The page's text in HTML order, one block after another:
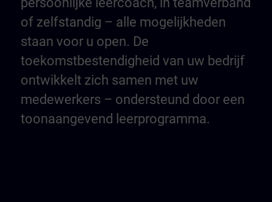
of zelfstandig – alle mogelijkheden
staan voor u open. De
toekomstbestendigheid van uw bedrijf
ontwikkelt zich samen met uw
medewerkers – ondersteund door een
toonaangevend leerprogramma.